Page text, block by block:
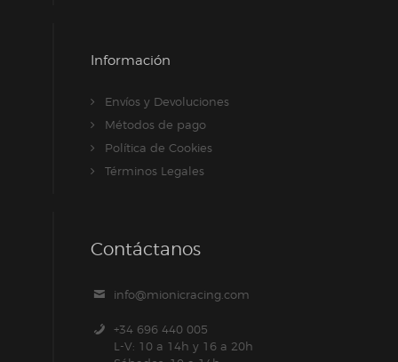
Información
Envíos y Devoluciones
Métodos de pago
Política de Cookies
Términos Legales
Contáctanos
info@mionicracing.com
+34 696 440 005
L-V: 10 a 14h y 16 a 20h